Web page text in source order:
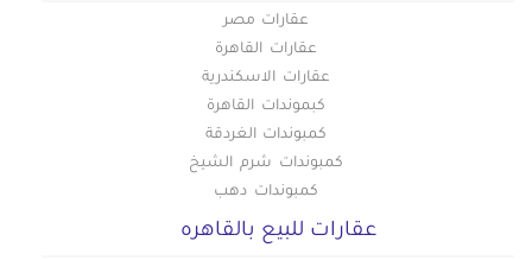
عقارات مصر
عقارات القاهرة
عقارات الاسكندرية
كبموندات القاهرة
كمبوندات الغردقة
كمبوندات شرم الشيخ
كمبوندات دهب
عقارات للبيع بالقاهره